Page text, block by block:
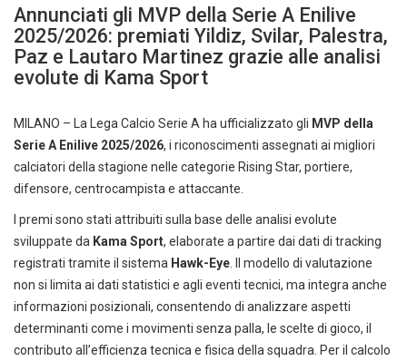
Annunciati gli MVP della Serie A Enilive
2025/2026: premiati Yildiz, Svilar, Palestra,
Paz e Lautaro Martinez grazie alle analisi
evolute di Kama Sport
MILANO – La Lega Calcio Serie A ha ufficializzato gli MVP della
Serie A Enilive 2025/2026, i riconoscimenti assegnati ai migliori
calciatori della stagione nelle categorie Rising Star, portiere,
difensore, centrocampista e attaccante.
I premi sono stati attribuiti sulla base delle analisi evolute
sviluppate da Kama Sport, elaborate a partire dai dati di tracking
registrati tramite il sistema Hawk-Eye. Il modello di valutazione
non si limita ai dati statistici e agli eventi tecnici, ma integra anche
informazioni posizionali, consentendo di analizzare aspetti
determinanti come i movimenti senza palla, le scelte di gioco, il
contributo all’efficienza tecnica e fisica della squadra. Per il calcolo